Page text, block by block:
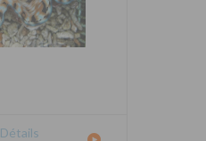
Détails